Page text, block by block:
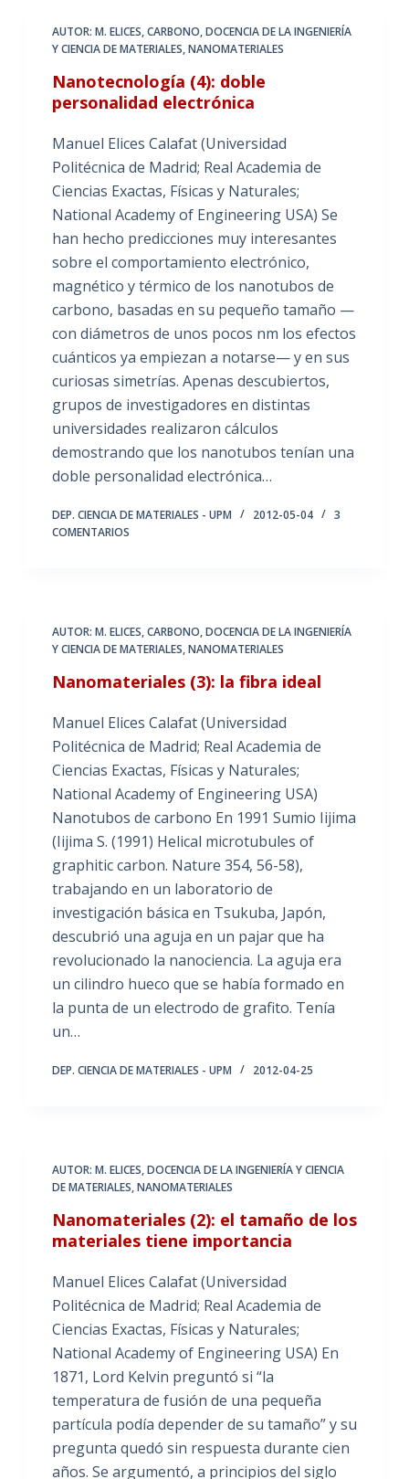
AUTOR: M. ELICES,CARBONO,DOCENCIA DE LA INGENIERÍA
Y CIENCIA DE MATERIALES,NANOMATERIALES
Nanotecnología (4): doble
personalidad electrónica
Manuel Elices Calafat (Universidad
Politécnica de Madrid; Real Academia de
Ciencias Exactas, Físicas y Naturales;
National Academy of Engineering USA) Se
han hecho predicciones muy interesantes
sobre el comportamiento electrónico,
magnético y térmico de los nanotubos de
carbono, basadas en su pequeño tamaño —
con diámetros de unos pocos nm los efectos
cuánticos ya empiezan a notarse— y en sus
curiosas simetrías. Apenas descubiertos,
grupos de investigadores en distintas
universidades realizaron cálculos
demostrando que los nanotubos tenían una
doble personalidad electrónica…
DEP. CIENCIA DE MATERIALES - UPM 2012-05-04
3
COMENTARIOS
AUTOR: M. ELICES,CARBONO,DOCENCIA DE LA INGENIERÍA
Y CIENCIA DE MATERIALES,NANOMATERIALES
Nanomateriales (3): la fibra ideal
Manuel Elices Calafat (Universidad
Politécnica de Madrid; Real Academia de
Ciencias Exactas, Físicas y Naturales;
National Academy of Engineering USA)
Nanotubos de carbono En 1991 Sumio Iijima
(Iijima S. (1991) Helical microtubules of
graphitic carbon. Nature 354, 56-58),
trabajando en un laboratorio de
investigación básica en Tsukuba, Japón,
descubrió una aguja en un pajar que ha
revolucionado la nanociencia. La aguja era
un cilindro hueco que se había formado en
la punta de un electrodo de grafito. Tenía
un…
DEP. CIENCIA DE MATERIALES - UPM 2012-04-25
AUTOR: M. ELICES,DOCENCIA DE LA INGENIERÍA Y CIENCIA
DE MATERIALES,NANOMATERIALES
Nanomateriales (2): el tamaño de los
materiales tiene importancia
Manuel Elices Calafat (Universidad
Politécnica de Madrid; Real Academia de
Ciencias Exactas, Físicas y Naturales;
National Academy of Engineering USA) En
1871, Lord Kelvin preguntó si “la
temperatura de fusión de una pequeña
partícula podía depender de su tamaño” y su
pregunta quedó sin respuesta durante cien
años. Se argumentó, a principios del siglo